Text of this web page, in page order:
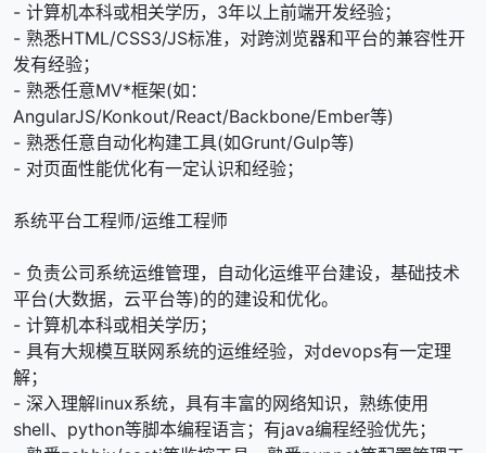
- 计算机本科或相关学历，3年以上前端开发经验；
- 熟悉HTML/CSS3/JS标准，对跨浏览器和平台的兼容性开
发有经验；
- 熟悉任意MV*框架(如：
AngularJS/Konkout/React/Backbone/Ember等)
- 熟悉任意自动化构建工具(如Grunt/Gulp等)
- 对页面性能优化有一定认识和经验；
系统平台工程师/运维工程师
- 负责公司系统运维管理，自动化运维平台建设，基础技术
平台(大数据，云平台等)的的建设和优化。
- 计算机本科或相关学历；
- 具有大规模互联网系统的运维经验，对devops有一定理
解；
- 深入理解linux系统，具有丰富的网络知识，熟练使用
shell、python等脚本编程语言；有java编程经验优先；